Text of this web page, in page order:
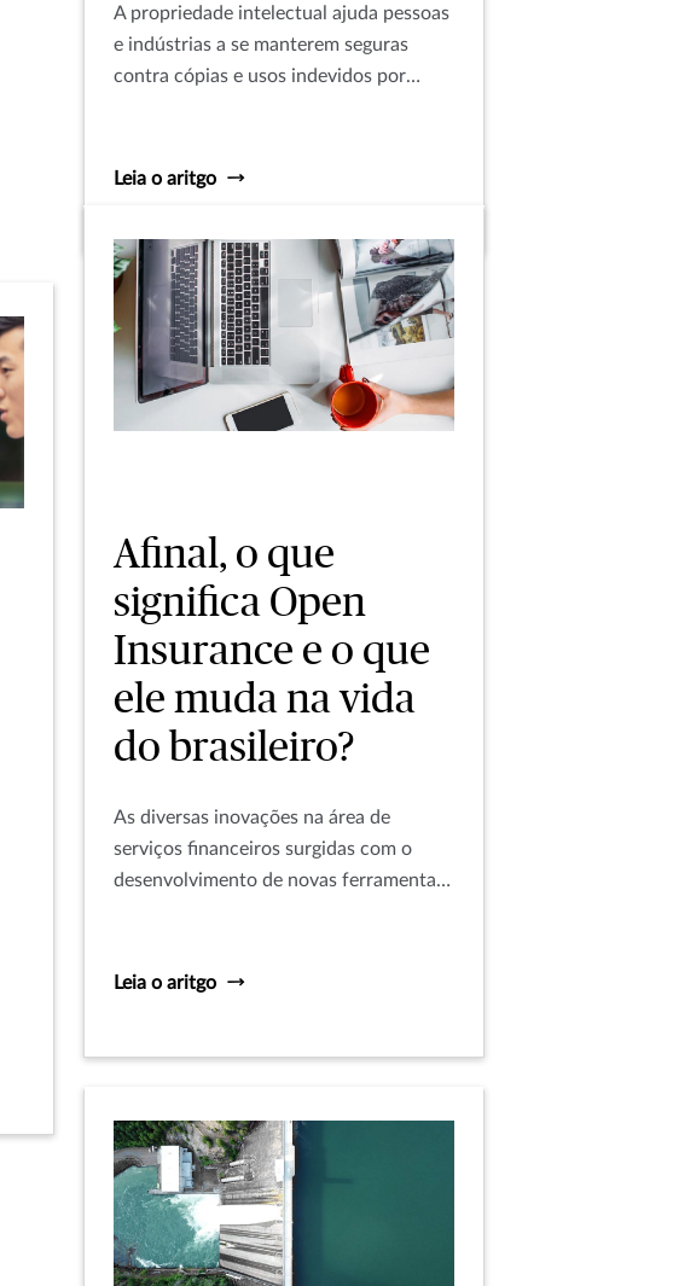
A propriedade intelectual ajuda pessoas
e indústrias a se manterem seguras
contra cópias e usos indevidos por
Leia o aritgo
Afinal, o que
significa Open
Insurance e o que
ele muda na vida
do brasileiro?
As diversas inovações na área de
serviços financeiros surgidas com o
desenvolvimento de novas ferramentas
implementação no país, do sistema de
Leia o aritgo